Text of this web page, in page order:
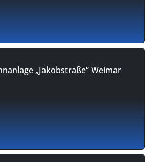
„Jakobstraße“ Weimar